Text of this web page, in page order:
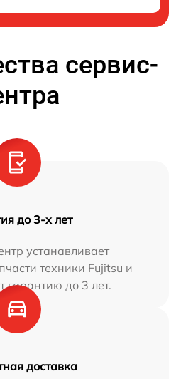
сервис-
до 3-х лет
устанавливает
техники Fujitsu и
гарантию до 3 лет.
доставка